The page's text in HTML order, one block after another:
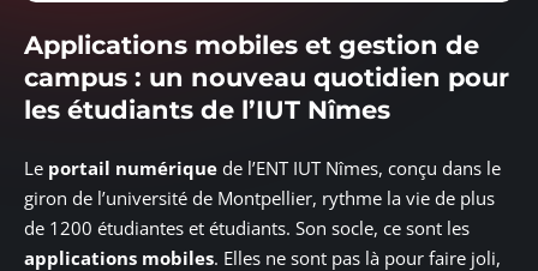
Applications mobiles et gestion de
campus : un nouveau quotidien pour
les étudiants de l’IUT Nîmes
Le portail numérique de l’ENT IUT Nîmes, conçu dans le
giron de l’université de Montpellier, rythme la vie de plus
de 1200 étudiantes et étudiants. Son socle, ce sont les
applications mobiles. Elles ne sont pas là pour faire joli,